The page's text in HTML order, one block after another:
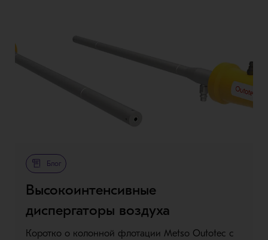
Блог
Высокоинтенсивные
диспергаторы воздуха
Коротко о колонной флотации Metso Outotec с